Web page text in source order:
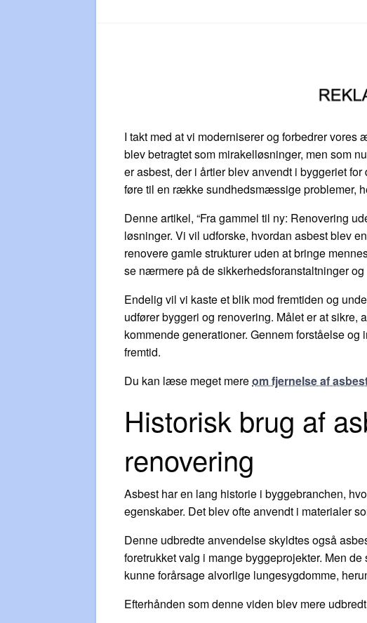
I takt med at vi moderniserer og forbedrer
blev betragtet som mirakelløsninger, men som
er asbest, der i årtier blev anvendt i byggeriet
føre til en række sundhedsmæssige problemer,
Denne artikel, “Fra gammel til ny: Renovering
løsninger. Vi vil udforske, hvordan asbest blev
renovere gamle strukturer uden at bringe
se nærmere på de sikkerhedsforanstaltninger
Endelig vil vi kaste et blik mod fremtiden og
udfører byggeri og renovering. Målet er at sikre,
kommende generationer. Gennem forståelse
fremtid.
Du kan læse meget mereom fjernelse af
Historisk brug af
renovering
Asbest har en lang historie i byggebranchen,
egenskaber. Det blev ofte anvendt i materialer
Denne udbredte anvendelse skyldtes også
foretrukket valg i mange byggeprojekter. Men
kunne forårsage alvorlige lungesygdomme,
Efterhånden som denne viden blev mere